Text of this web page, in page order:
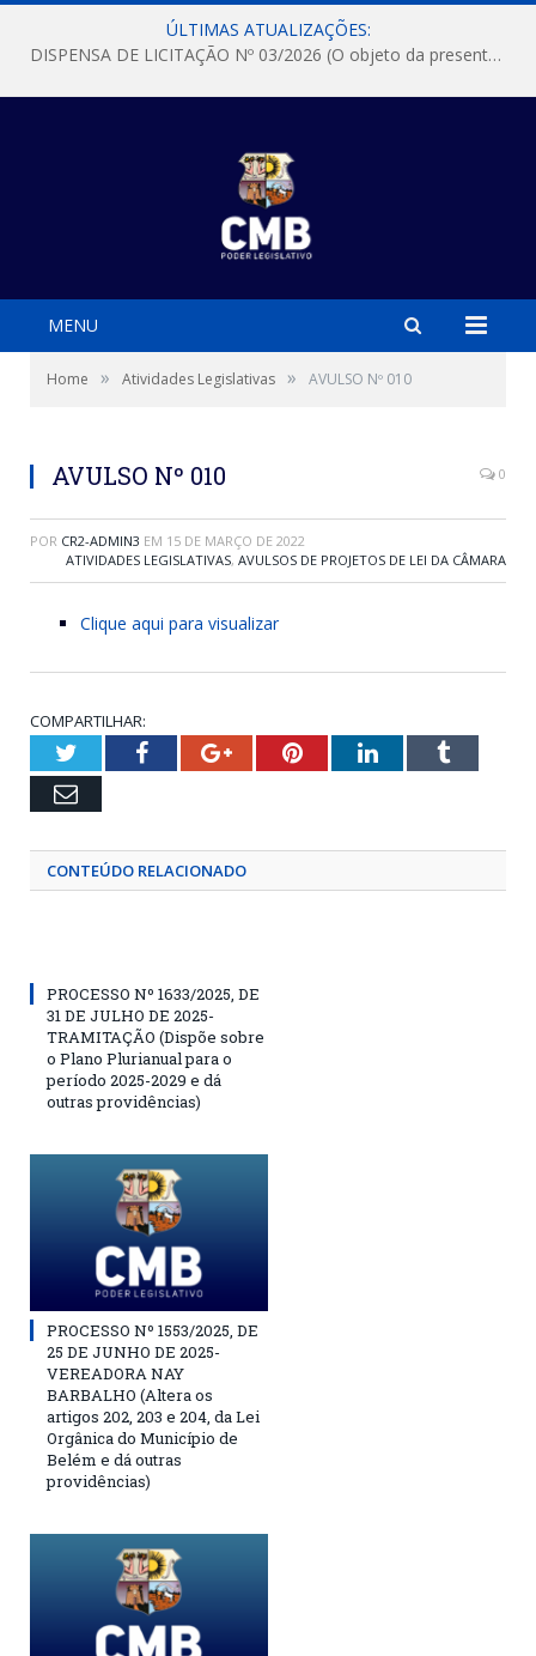
ÚLTIMAS ATUALIZAÇÕES:
DISPENSA DE LICITAÇÃO Nº 03/2026 (O objeto da presente dispensa é a escolha da proposta mais vantajosa para a aquisição, de aparelhos de ar condicionado, tipo Split, com material de instalação e fogão industrial, conforme condições, quantidades e exigências estabelecidas no termo de referencia e neste aviso de contratação direta e seus anexos)
MENU
Home » Atividades Legislativas » AVULSO Nº 010
AVULSO Nº 010 0
POR CR2-ADMIN3 EM 15 DE MARÇO DE 2022
ATIVIDADES LEGISLATIVAS, AVULSOS DE PROJETOS DE LEI DA CÂMARA
Clique aqui para visualizar
COMPARTILHAR:
TwitterFacebookGoogle+PinterestLinkedInTumblr
Email
CONTEÚDO RELACIONADO
PROCESSO Nº 1633/2025, DE
31 DE JULHO DE 2025-
TRAMITAÇÃO (Dispõe sobre
o Plano Plurianual para o
período 2025-2029 e dá
outras providências)
PROCESSO Nº 1553/2025, DE
25 DE JUNHO DE 2025-
VEREADORA NAY
BARBALHO (Altera os
artigos 202, 203 e 204, da Lei
Orgânica do Município de
Belém e dá outras
providências)